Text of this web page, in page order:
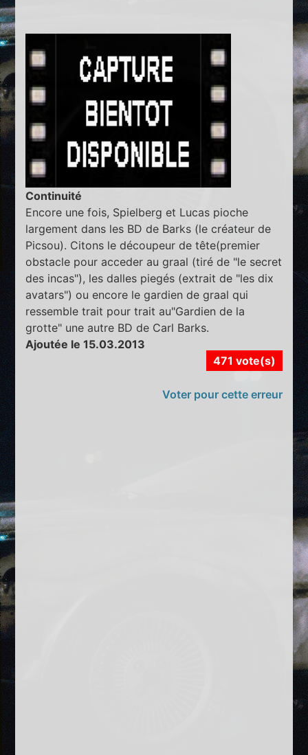
Continuité
Encore une fois, Spielberg et Lucas pioche
largement dans les BD de Barks (le créateur de
Picsou). Citons le découpeur de tête(premier
obstacle pour acceder au graal (tiré de "le secret
des incas"), les dalles piegés (extrait de "les dix
avatars") ou encore le gardien de graal qui
ressemble trait pour trait au"Gardien de la
grotte" une autre BD de Carl Barks.
Ajoutée le 15.03.2013
471 vote(s)
Voter pour cette erreur